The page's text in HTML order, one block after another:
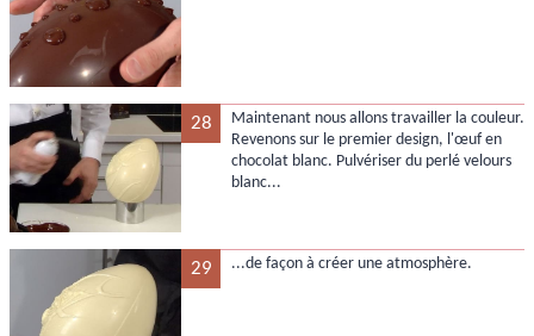
28
Maintenant nous allons travailler la couleur.
Revenons sur le premier design, l'œuf en
chocolat blanc. Pulvériser du perlé velours
blanc...
29 ...de façon à créer une atmosphère.